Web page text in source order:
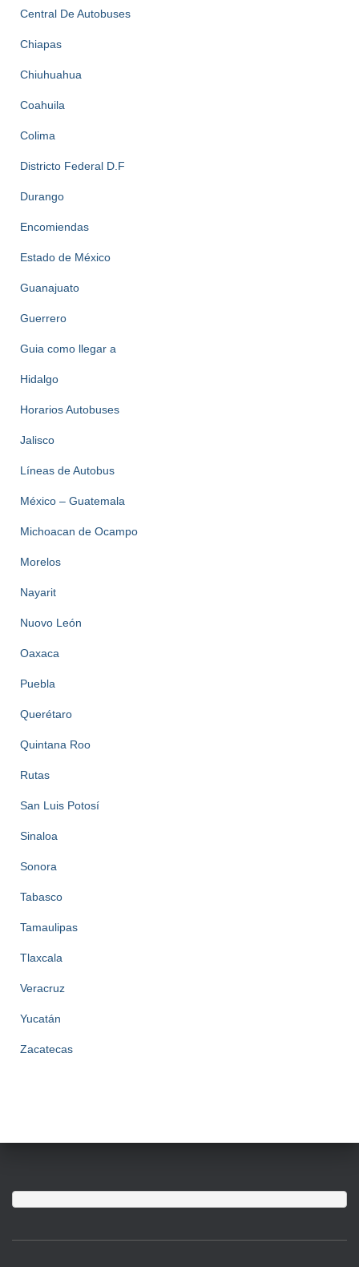
Central De Autobuses
Chiapas
Chiuhuahua
Coahuila
Colima
Districto Federal D.F
Durango
Encomiendas
Estado de México
Guanajuato
Guerrero
Guia como llegar a
Hidalgo
Horarios Autobuses
Jalisco
Líneas de Autobus
México – Guatemala
Michoacan de Ocampo
Morelos
Nayarit
Nuovo León
Oaxaca
Puebla
Querétaro
Quintana Roo
Rutas
San Luis Potosí
Sinaloa
Sonora
Tabasco
Tamaulipas
Tlaxcala
Veracruz
Yucatán
Zacatecas